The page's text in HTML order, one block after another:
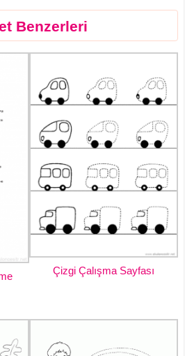
Benzerleri
Çizgi Çalışma Sayfası